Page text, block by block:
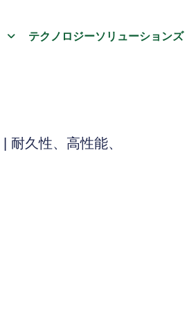
テクノロジーソリューションズ
耐久性、高性能、